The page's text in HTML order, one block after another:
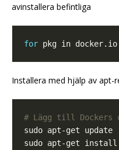
avinstallera befintliga
for pkg in docker.io
Installera med hjälp av apt-
# Lägg till Dockers